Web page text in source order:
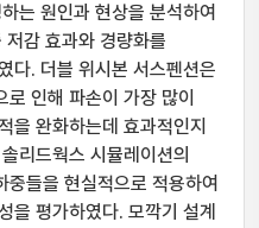
는 원인과 현상을 분석하여
감 효과와 경량화를
다. 더블 위시본 서스펜션은
인해 파손이 가장 많이
을 완화하는데 효과적인지
리드웍스 시뮬레이션의
들을 현실적으로 적용하여
을 평가하였다. 모깍기 설계